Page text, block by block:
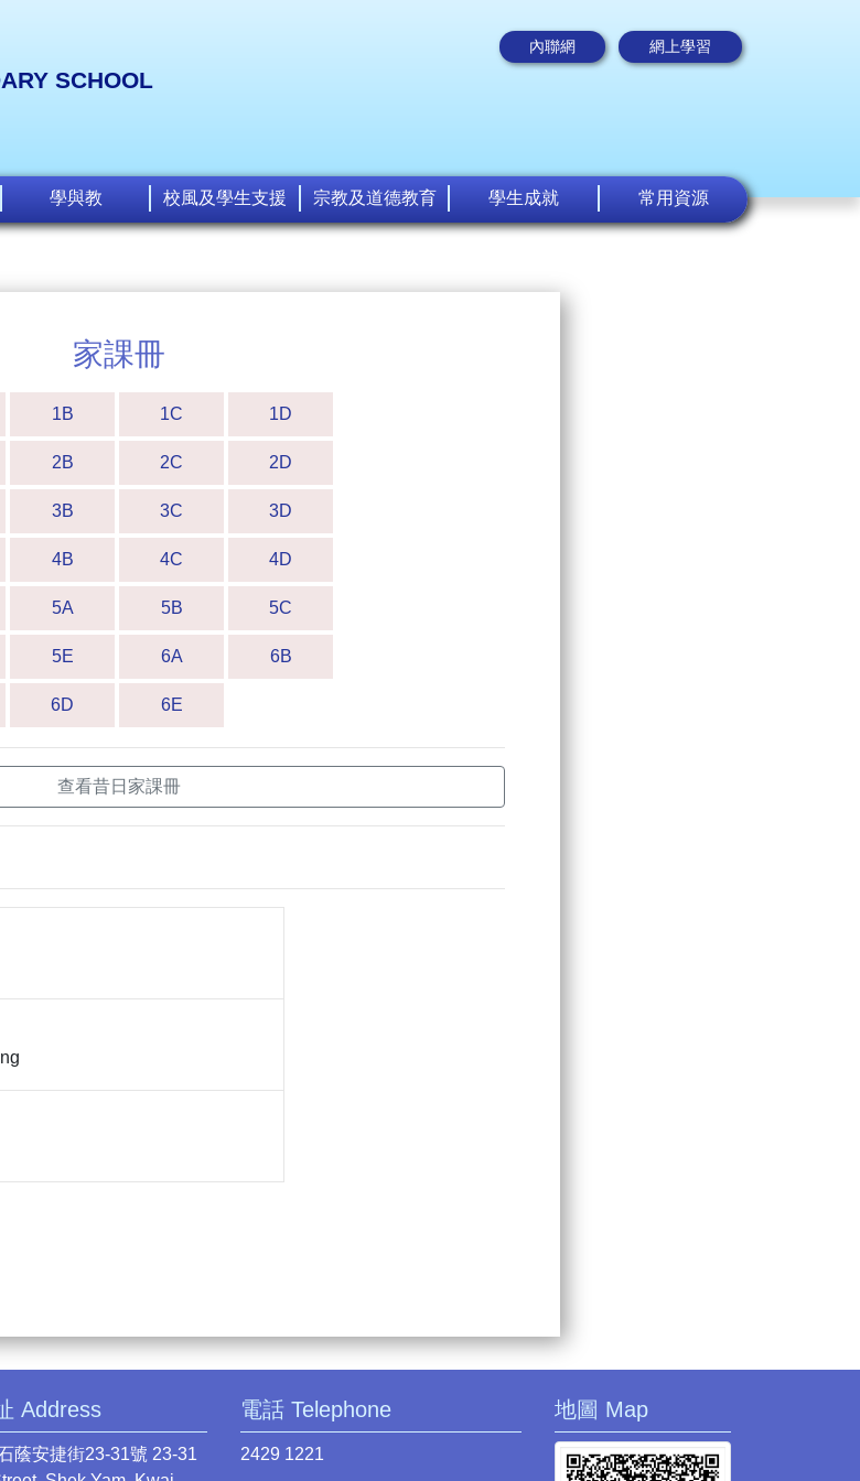
SCHOOL
內聯網 網上學習
學與教 校風及學生支援 宗教及道德教育 學生成就 常用資源
家課冊
1B 1C 1D
2B 2C 2D
3B 3C 3D
4B 4C 4D
5A 5B 5C
5E 6A 6B
6D 6E
查看昔日家課冊
Address
蔭安捷街23-31號 23-31
電話 Telephone
2429 1221
地圖 Map